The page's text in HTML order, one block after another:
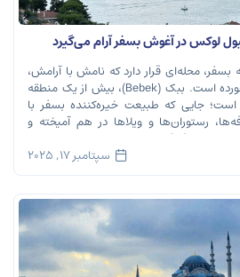
لوکس در آغوش بسفر آرام می‌گیرد
بسفر، محله‌ای قرار دارد که نامش با آرامش،
زیبایی و زندگی لوکس گره خورده است. ببک (Bebek)، بیش از یک منطقه
جایی که طبیعت خیره‌کننده بسفر با
رستوران‌ها و ویلاها در هم آمیخته و
را به […]
سپتامبر 17, 2025